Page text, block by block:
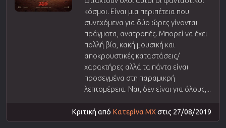
κόσμοι. Είναι μια περιπέτεια που
συνεχόμενα για δύο ώρες γίνονται
πράγματα, ανατροπές. Μπορεί να έχει
πολλή βία, κακή μουσική και
αποκρουστικές καταστάσεις/
χαρακτήρες αλλά τα πάντα είναι
προσεγμένα στη παραμικρή
λεπτομέρεια. Ναι, δεν είναι για όλους,...
Κριτική από Κατερίνα ΜΧστις 27/08/2019